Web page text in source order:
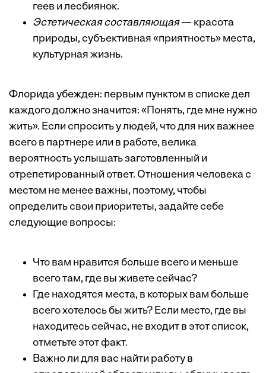
геев и лесбиянок.
Эстетическая составляющая— красота
природы, субъективная «приятность» места,
культурная жизнь.
Флорида убежден: первым пунктом в списке дел
каждого должно значится: «Понять, где мне нужно
жить». Если спросить у людей, что для них важнее
всего в партнере или в работе, велика
вероятность услышать заготовленный и
отрепетированный ответ. Отношения человека с
местом не менее важны, поэтому, чтобы
определить свои приоритеты, задайте себе
следующие вопросы:
Что вам нравится больше всего и меньше
всего там, где вы живете сейчас?
Где находятся места, в которых вам больше
всего хотелось бы жить? Если место, где вы
находитесь сейчас, не входит в этот список,
отметьте этот факт.
Важно ли для вас найти работу в